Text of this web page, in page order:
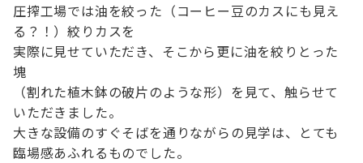
圧搾工場では油を絞った（コーヒー豆のカスにも見え
る？！）絞りカスを
実際に見せていただき、そこから更に油を絞りとった
塊
（割れた植木鉢の破片のような形）を見て、触らせて
いただきました。
大きな設備のすぐそばを通りながらの見学は、とても
臨場感あふれるものでした。